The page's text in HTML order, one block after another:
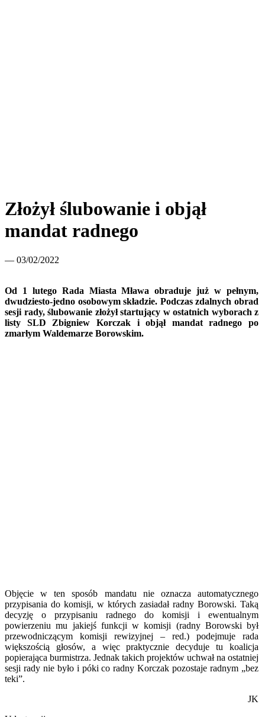
Złożył ślubowanie i objął
mandat radnego
— 03/02/2022
Od 1 lutego Rada Miasta Mława obraduje już w pełnym,
dwudziesto-jedno osobowym składzie. Podczas zdalnych obrad
sesji rady, ślubowanie złożył startujący w ostatnich wyborach z
listy SLD Zbigniew Korczak i objął mandat radnego po
zmarłym Waldemarze Borowskim.
Objęcie w ten sposób mandatu nie oznacza automatycznego
przypisania do komisji, w których zasiadał radny Borowski. Taką
decyzję o przypisaniu radnego do komisji i ewentualnym
powierzeniu mu jakiejś funkcji w komisji (radny Borowski był
przewodniczącym komisji rewizyjnej – red.) podejmuje rada
większością głosów, a więc praktycznie decyduje tu koalicja
popierająca burmistrza. Jednak takich projektów uchwał na ostatniej
sesji rady nie było i póki co radny Korczak pozostaje radnym „bez
teki”.
JK